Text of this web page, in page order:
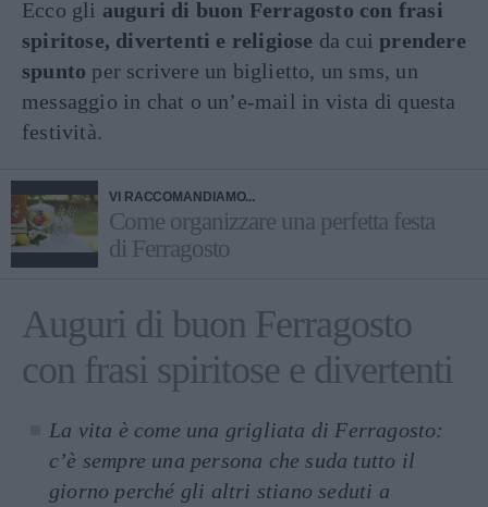
Ecco gli auguri di buon Ferragosto con frasi
spiritose, divertenti e religiose da cuiprendere
spunto per scrivere un biglietto, un sms, un
messaggio in chat o un’e-mail in vista di questa
festività.
VI RACCOMANDIAMO...
Come organizzare una perfetta festa
di Ferragosto
Auguri di buon Ferragosto
con frasi spiritose e divertenti
La vita è come una grigliata di Ferragosto:
c’è sempre una persona che suda tutto il
giorno perché gli altri stiano seduti a